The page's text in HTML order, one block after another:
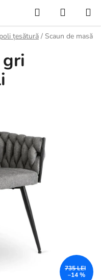
Căutare
DE
țesătură / Scaun de masă
735 LEI
–14 %